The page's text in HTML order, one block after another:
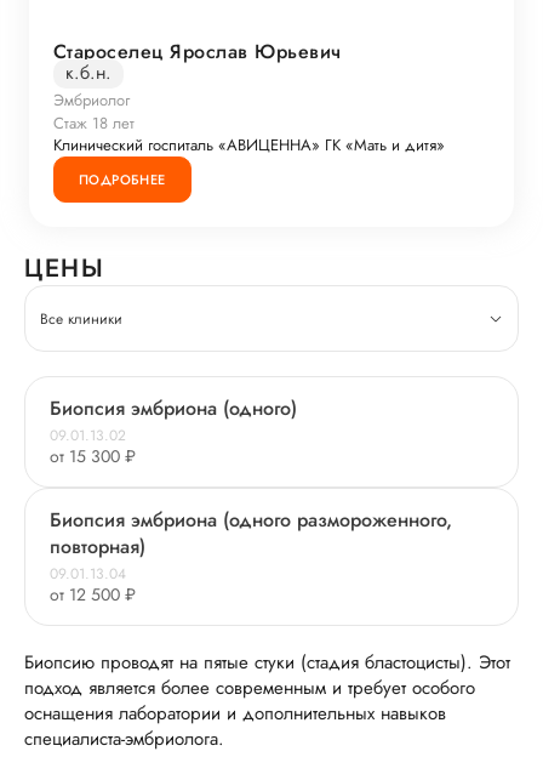
Староселец Ярослав Юрьевич
к.б.н.
Эмбриолог
Стаж 18 лет
Клинический госпиталь «АВИЦЕННА» ГК «Мать и дитя»
ПОДРОБНЕЕ
ЦЕНЫ
Все клиники
Биопсия эмбриона (одного)
09.01.13.02
от 15 300 ₽
Биопсия эмбриона (одного размороженного,
повторная)
09.01.13.04
от 12 500 ₽
Биопсию проводят на пятые стуки (стадия бластоцисты). Этот
подход является более современным и требует особого
оснащения лаборатории и дополнительных навыков
специалиста-эмбриолога.